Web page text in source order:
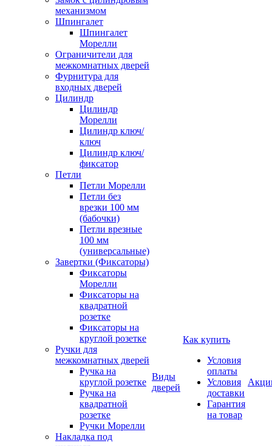
механизмом
Шпингалет
Шпингалет
Морелли
Ограничители для
межкомнатных дверей
Фурнитура для
входных дверей
Цилиндр
Цилиндр
Морелли
Цилиндр ключ/
ключ
Цилиндр ключ/
фиксатор
Петли
Петли Морелли
Петли без
врезки 100 мм
(бабочки)
Петли врезные
100 мм
(универсальные)
Завертки (Фиксаторы)
Фиксаторы
Морелли
Фиксаторы на
квадратной
розетке
Фиксаторы на
круглой розетке
Ручки для
межкомнатных дверей
Ручка на
круглой розетке
Ручка на
квадратной
розетке
Ручки Морелли
Накладка под
Виды
дверей
Как купить
Условия
оплаты
Условия
доставки
Гарантия
на товар